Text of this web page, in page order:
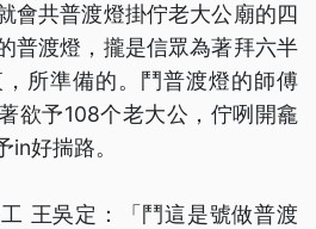
會共普渡燈掛佇老大公廟的四
普渡燈，攏是信眾為著拜六半
所準備的。鬥普渡燈的師傅
欲予108个老大公，佇咧開龕
in好揣路。
王吳定：「鬥這是號做普渡